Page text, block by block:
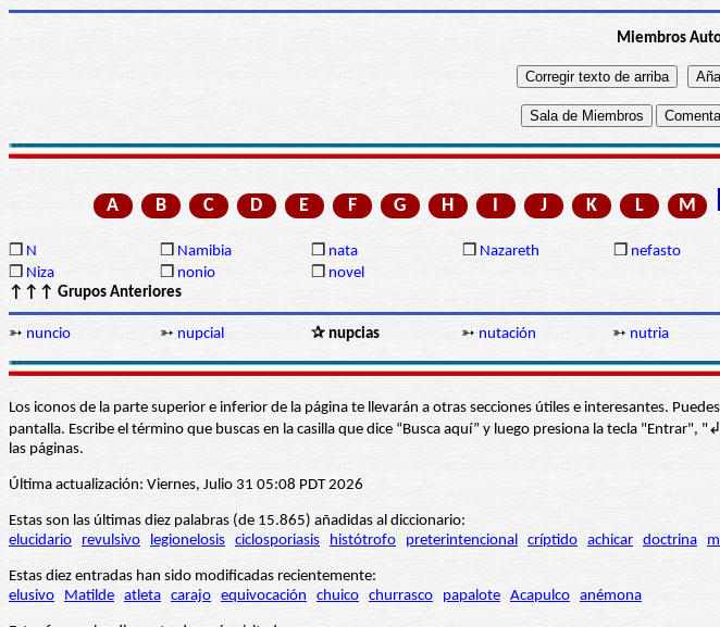
Miembros
A B C D E F G H I J K L M
❒ N ❒ Namibia ❒ nata ❒ Nazareth ❒ nefasto
❒ Niza ❒ nonio ❒ novel
↑↑↑ Grupos Anteriores
➳ nuncio ➳ nupcial ✰ nupcias ➳ nutación ➳ nutria
Los iconos de la parte superior e inferior de la página te llevarán a otras secciones útiles e interesantes.
pantalla. Escribe el término que buscas en la casilla que dice “Busca aquí” y luego presiona la tecla
las páginas.
Última actualización: Viernes, Julio 31 05:08 PDT 2026
Estas son las últimas diez palabras (de 15.865) añadidas al diccionario:
elucidario
revulsivo legionelosis ciclosporiasis histótrofo preterintencional críptido achicar doctrina
Estas diez entradas han sido modificadas recientemente:
elusivo
Matilde atleta carajo equivocación chuico churrasco papalote Acapulco anémona